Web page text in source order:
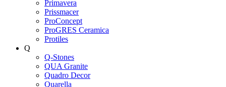
Primavera
Prissmacer
ProConcept
ProGRES Ceramica
Protiles
Q
Q-Stones
QUA Granite
Quadro Decor
Quarella